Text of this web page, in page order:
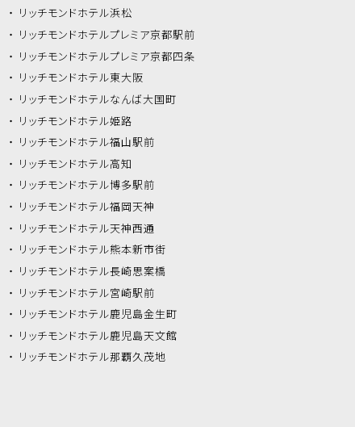
リッチモンドホテル浜松
リッチモンドホテルプレミア京都駅前
リッチモンドホテルプレミア京都四条
リッチモンドホテル東大阪
リッチモンドホテルなんば大国町
リッチモンドホテル姫路
リッチモンドホテル福山駅前
リッチモンドホテル高知
リッチモンドホテル博多駅前
リッチモンドホテル福岡天神
リッチモンドホテル天神西通
リッチモンドホテル熊本新市街
リッチモンドホテル長崎思案橋
リッチモンドホテル宮崎駅前
リッチモンドホテル鹿児島金生町
リッチモンドホテル鹿児島天文館
リッチモンドホテル那覇久茂地